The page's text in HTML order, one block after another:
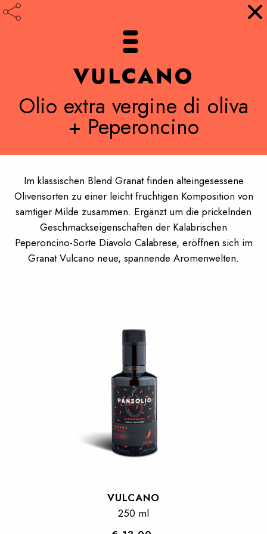
DEUTSCH
VULCANO
Olio extra vergine di oliva
+ Peperoncino
Im klassischen Blend Granat finden alteingesessene
Olivensorten zu einer leicht fruchtigen Komposition von
samtiger Milde zusammen. Ergänzt um die prickelnden
Geschmackseigenschaften der Kalabrischen
Peperoncino-Sorte Diavolo Calabrese, eröffnen sich im
Granat Vulcano neue, spannende Aromenwelten.
VULCANO
250 ml
SPIEL DER AROMEN
Ein gutes Olivenöl steht für sich selbst. Und doch: Das
spannendes Geschmackserlebnis für überraschende
Momente und ergänzt so erstklassiges Öl um neue
Dimensionen.
VULCANO